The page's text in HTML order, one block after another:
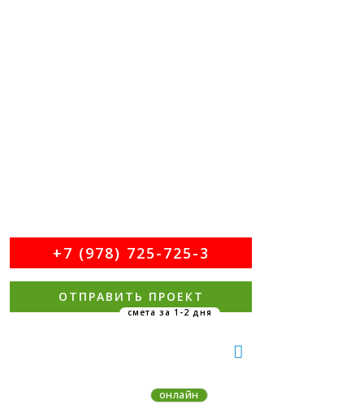
+7 (978) 725-725-3
ОТПРАВИТЬ ПРОЕКТ
онлайн